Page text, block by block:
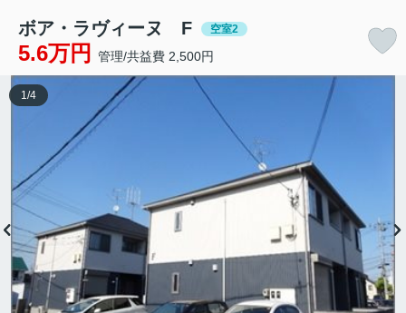
ボア・ラヴィーヌ F 空室2
5.6万円 管理/共益費 2,500円
1/4